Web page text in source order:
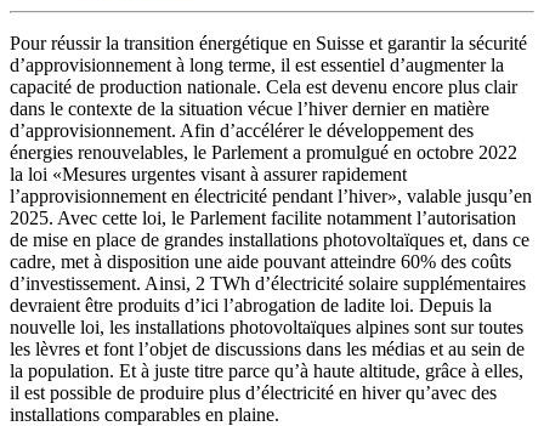
Pour réussir la transition énergétique en Suisse et garantir la sécurité
d’approvisionnement à long terme, il est essentiel d’augmenter la
capacité de production nationale. Cela est devenu encore plus clair
dans le contexte de la situation vécue l’hiver dernier en matière
d’approvisionnement. Afin d’accélérer le développement des
énergies renouvelables, le Parlement a promulgué en octobre 2022
la loi «Mesures urgentes visant à assurer rapidement
l’approvisionnement en électricité pendant l’hiver», valable jusqu’en
2025. Avec cette loi, le Parlement facilite notamment l’autorisation
de mise en place de grandes installations photovoltaïques et, dans ce
cadre, met à disposition une aide pouvant atteindre 60% des coûts
d’investissement. Ainsi, 2 TWh d’électricité solaire supplémentaires
devraient être produits d’ici l’abrogation de ladite loi. Depuis la
nouvelle loi, les installations photovoltaïques alpines sont sur toutes
les lèvres et font l’objet de discussions dans les médias et au sein de
la population. Et à juste titre parce qu’à haute altitude, grâce à elles,
il est possible de produire plus d’électricité en hiver qu’avec des
installations comparables en plaine.